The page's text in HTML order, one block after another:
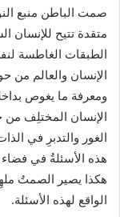
صمت الباطن منبع
متقدة تتيح للإنسان
الطبقات الغاطسة
الإنسان والعالم
ومعرفة ما يغوص
الإنسان المختلِف من
الغور والتدبرِ في
هذه الأسئلةُ في
هكذا يصير الصمتُ
الواقع لهذه الأسئلة.